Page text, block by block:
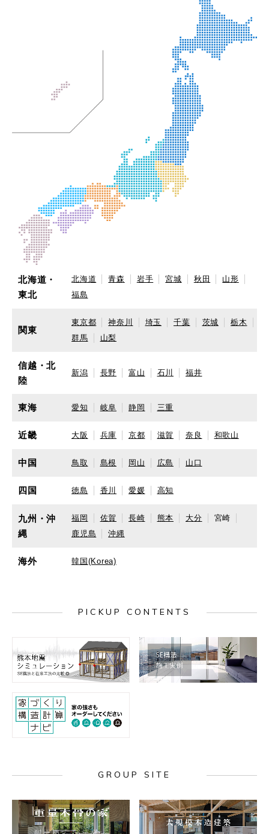
北海道・
東北
北海道 青森 岩手 宮城 秋田
山形
福島
関東
東京都 神奈川 埼玉 千葉 茨城
栃木
群馬
山梨
信越・北
陸
新潟 長野 富山 石川 福井
東海 愛知 岐阜 静岡 三重
近畿 大阪 兵庫 京都 滋賀 奈良 和歌山
中国 鳥取 島根 岡山 広島 山口
四国 徳島 香川 愛媛 高知
九州・沖
縄
福岡 佐賀 長崎 熊本 大分
宮崎
鹿児島
沖縄
海外 韓国(Korea)
PICKUP CONTENTS
GROUP SITE